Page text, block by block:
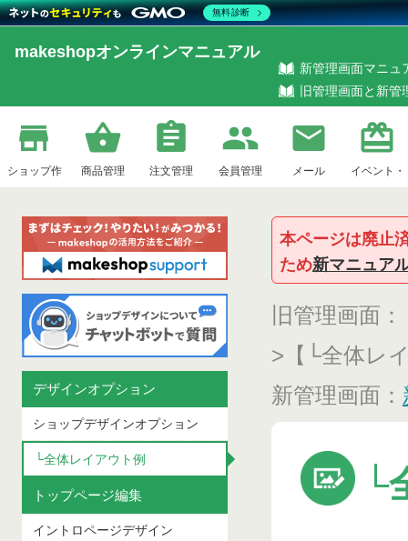
makeshopオンラインマニュアル
新管理画面マニュ
旧管理画面と新
ショップ作 商品管理 注文管理 会員管理 メール イベント・
デザインオプション
ショップデザインオプション
└全体レイアウト例
トップページ編集
イントロページデザイン
本ページは廃止
ため新マニュア
旧管理画面
> 【└全体レ
新管理画面：
└
無料診断